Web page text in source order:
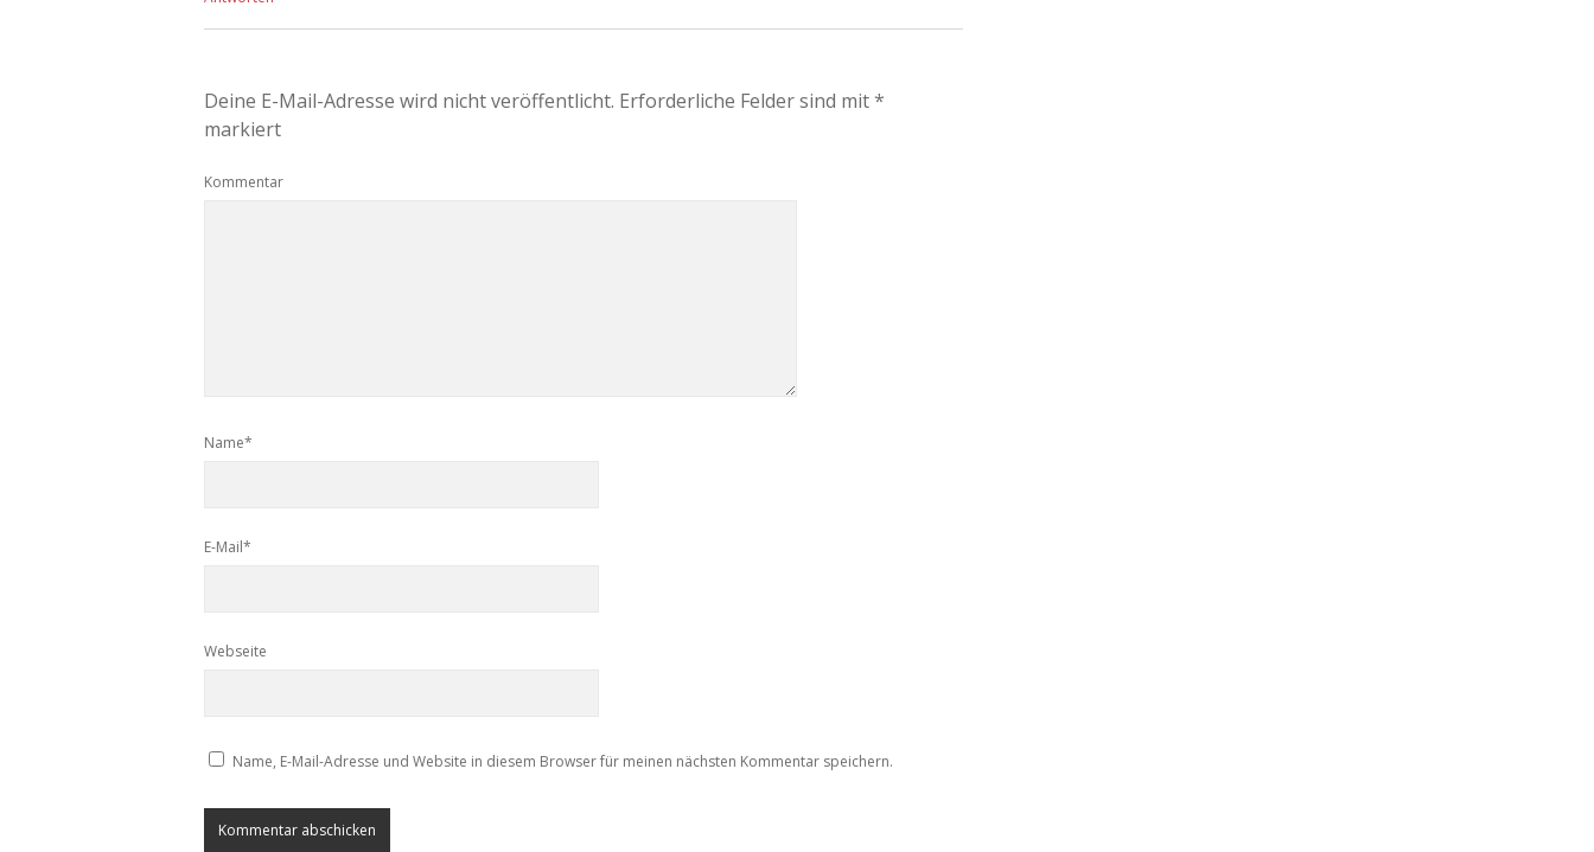
Deine E-Mail-Adresse wird nicht veröffentlicht. Erforderliche Felder sind mit*
markiert
Kommentar
Name*
E-Mail*
Webseite
Name, E-Mail-Adresse und Website in diesem Browser für meinen nächsten Kommentar speichern.